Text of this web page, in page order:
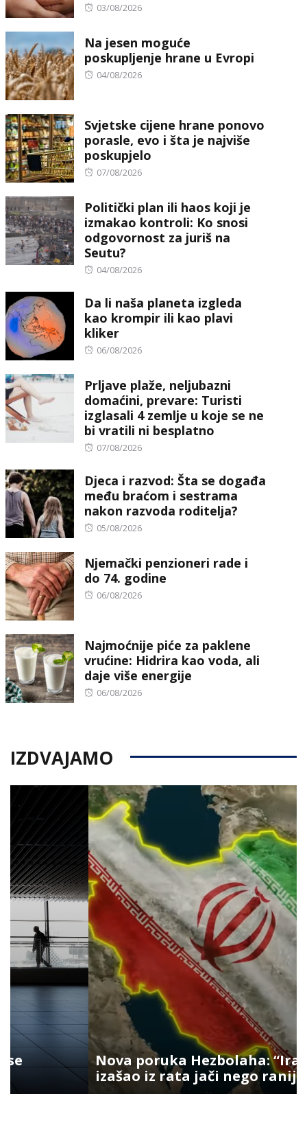
Posted
03/08/2026
Na jesen moguće
poskupljenje hrane u Evropi
Posted
04/08/2026
Svjetske cijene hrane ponovo
porasle, evo i šta je najviše
poskupjelo
Posted
07/08/2026
Politički plan ili haos koji je
izmakao kontroli: Ko snosi
odgovornost za juriš na
Seutu?
Posted
04/08/2026
Da li naša planeta izgleda
kao krompir ili kao plavi
kliker
Posted
06/08/2026
Prljave plaže, neljubazni
domaćini, prevare: Turisti
izglasali 4 zemlje u koje se ne
bi vratili ni besplatno
Posted
07/08/2026
Djeca i razvod: Šta se događa
među braćom i sestrama
nakon razvoda roditelja?
Posted
05/08/2026
Njemački penzioneri rade i
do 74. godine
Posted
06/08/2026
Najmoćnije piće za paklene
vrućine: Hidrira kao voda, ali
daje više energije
Posted
06/08/2026
IZDVAJAMO
Nova poruka Hezbolaha: “Iran je
izašao iz rata jači nego ranije”